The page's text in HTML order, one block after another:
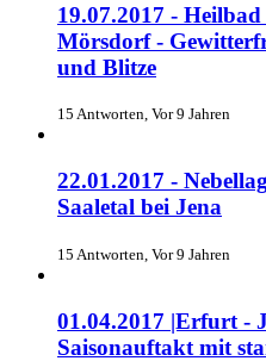
19.07.2017 -
Mörsdorf -
und Blitze
15 Antworten, Vor 9 Jahren
22.01.2017 -
Saaletal bei Jena
15 Antworten, Vor 9 Jahren
01.04.2017 |Erfurt -
Saisonauftakt mit